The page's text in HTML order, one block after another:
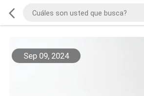
Sep 09, 2024